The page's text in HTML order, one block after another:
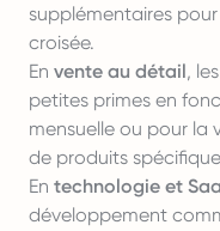
supplémentaires
croisée.
En vente au détail,
petites primes en
mensuelle ou pour
de produits
En technologie et
développement